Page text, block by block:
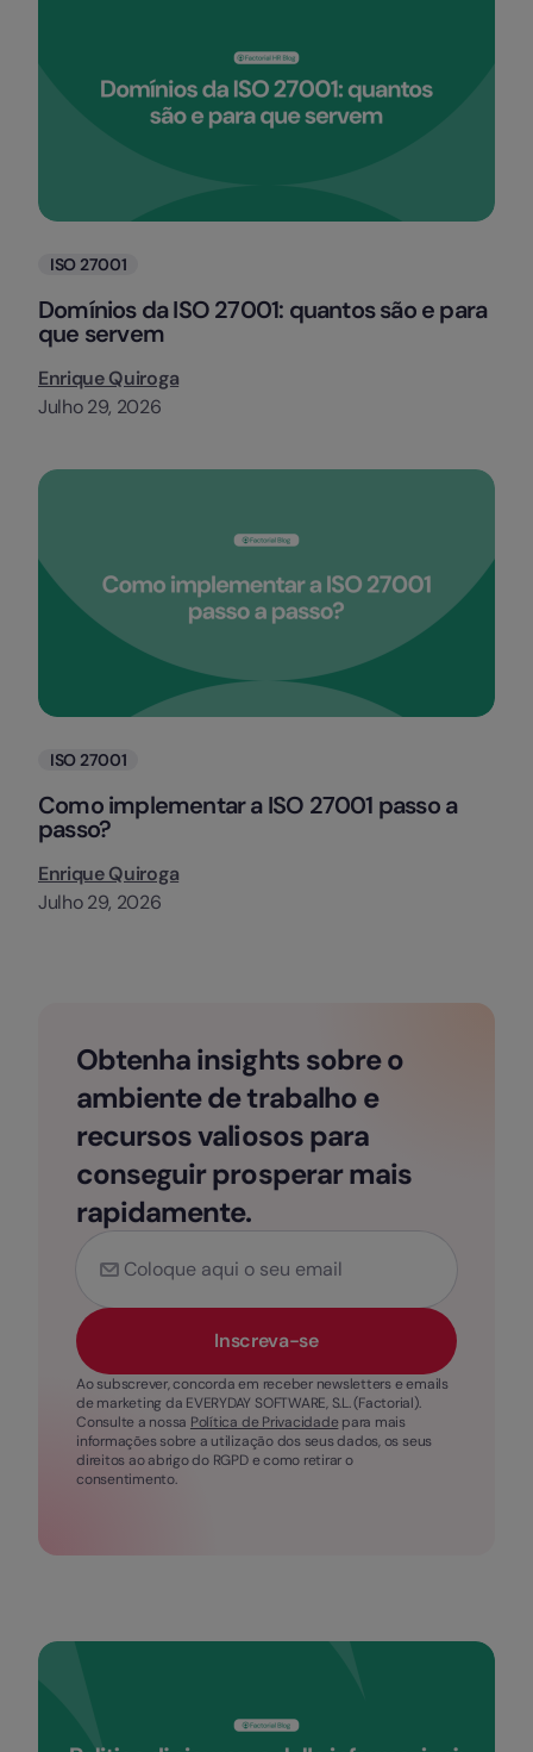
Categorias
ISO 27001
Domínios da ISO 27001: quantos são e para
que servem
Enrique Quiroga
Julho 29, 2026
Categorias
ISO 27001
Como implementar a ISO 27001 passo a
passo?
Enrique Quiroga
Julho 29, 2026
Obtenha insights sobre o
ambiente de trabalho e
recursos valiosos para
conseguir prosperar mais
rapidamente.
Inscreva-se
Ao subscrever, concorda em receber newsletters e emails
de marketing da EVERYDAY SOFTWARE, S.L. (Factorial).
Consulte a nossa Política de Privacidadepara mais
informações sobre a utilização dos seus dados, os seus
direitos ao abrigo do RGPD e como retirar o
consentimento.